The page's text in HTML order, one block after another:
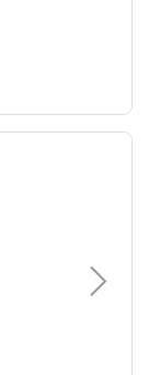
Micro-